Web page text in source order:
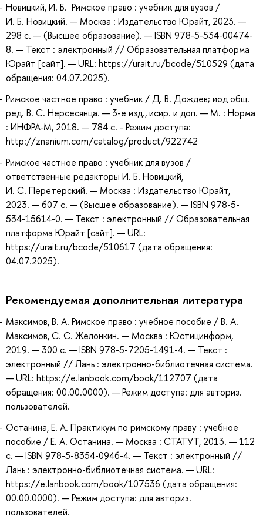
Новицкий, И. Б. Римское право : учебник для вузов /
И. Б. Новицкий. — Москва : Издательство Юрайт, 2023. —
298 с. — (Высшее образование). — ISBN 978-5-534-00474-
8. — Текст : электронный // Образовательная платформа
Юрайт [сайт]. — URL: https://urait.ru/bcode/510529 (дата
обращения: 04.07.2025).
Римское частное право : учебник / Д. В. Дождев; иод общ.
ред. В. С. Нерсесянца. — 3-е изд., исир. и доп. — М. : Норма
: ИНФРА-М, 2018. — 784 с. - Режим доступа:
http://znanium.com/catalog/product/922742
Римское частное право : учебник для вузов /
ответственные редакторы И. Б. Новицкий,
И. С. Перетерский. — Москва : Издательство Юрайт,
2023. — 607 с. — (Высшее образование). — ISBN 978-5-
534-15614-0. — Текст : электронный // Образовательная
платформа Юрайт [сайт]. — URL:
https://urait.ru/bcode/510617 (дата обращения:
04.07.2025).
Рекомендуемая дополнительная литература
Максимов, В. А. Римское право : учебное пособие / В. А.
Максимов, С. С. Желонкин. — Москва : Юстицинформ,
2019. — 300 с. — ISBN 978-5-7205-1491-4. — Текст :
электронный // Лань : электронно-библиотечная система.
— URL: https://e.lanbook.com/book/112707 (дата
обращения: 00.00.0000). — Режим доступа: для авториз.
пользователей.
Останина, Е. А. Практикум по римскому праву : учебное
пособие / Е. А. Останина. — Москва : СТАТУТ, 2013. — 112
с. — ISBN 978-5-8354-0946-4. — Текст : электронный //
Лань : электронно-библиотечная система. — URL:
https://e.lanbook.com/book/107536 (дата обращения:
00.00.0000). — Режим доступа: для авториз.
пользователей.